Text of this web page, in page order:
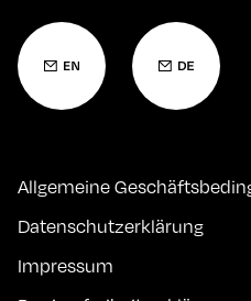
Allgemeine
Datenschutzerklärung
Impressum